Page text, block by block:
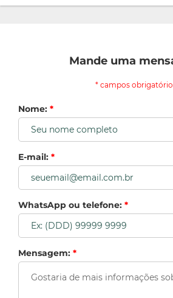
Mande uma
* campos
Nome: *
E-mail: *
WhatsApp ou telefone: *
Mensagem: *